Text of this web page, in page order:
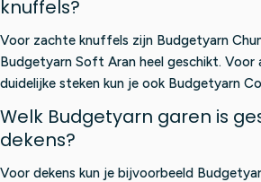
knuffels?
Voor zachte knuffels zijn Budgetyarn
Budgetyarn Soft Aran heel geschikt. Voor
duidelijke steken kun je ook Budgetyarn
Welk Budgetyarn garen is
dekens?
Voor dekens kun je bijvoorbeeld